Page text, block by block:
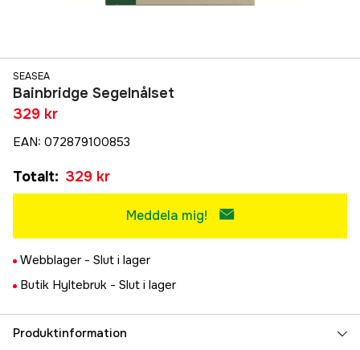
SEASEA
Bainbridge Segelnålset
329 kr
EAN: 072879100853
Totalt: 329 kr
Meddela mig!
Webblager - Slut i lager
Butik Hyltebruk - Slut i lager
Produktinformation